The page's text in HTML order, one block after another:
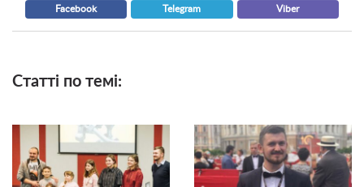
Facebook Telegram Viber
Статті по темі: